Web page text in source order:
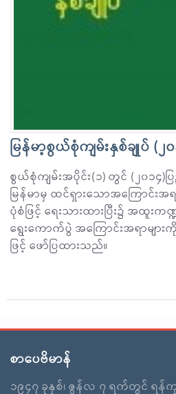
မြန်မာ့စွယ်စုံကျမ်းနှစ်ချုပ် (၂
စွယ်စုံကျမ်းအပိုင်း(၁) တွင် (၂၀၁၄)
မြန်မာမှ ထင်ရှားသောအကြောင်းအ
ပုံစံဖြင့် ရေးသားထားပြီး၌ အထူးက
ရွေးကောက်ပွဲ အကြောင်းအရာများကို
ဖြင့် ဖော်ပြထားသည်။
စာပေဗိမာန်
၁၉၄၇ ခုနှစ်၊ ဇွန်လ ၇ ရက်တွင် ရန်